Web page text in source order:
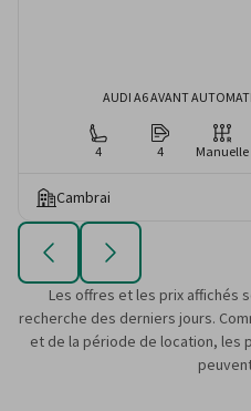
AUDI A6 AVANT
4 4 Manuelle
Cambrai
Les offres et les prix affichés
recherche des derniers jours.
et de la période de location, les